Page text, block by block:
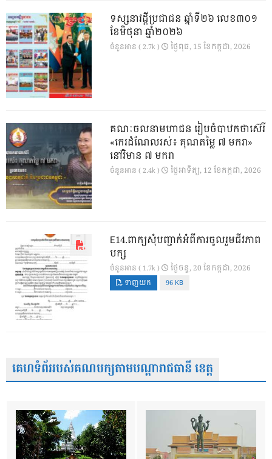
ទស្សនាវដ្ដីប្រជាជន ឆ្នាំទី២៦ លេខ៣០១
ខែមិថុនា ឆ្នាំ២០២៦
ចំនួនអាន ( 2.7k ) ថ្ងៃ​ពុធ, 15 ខែ​កក្កដា, 2026
គណៈចលនាមហាជន រៀបចំបាឋកថាស៊េរី
«កេរដំណែលរស់៖ គុណតម្លៃ ៧ មករា»
នៅវិមាន ៧ មករា
ចំនួនអាន ( 2.4k ) ថ្ងៃ​អាទិត្យ, 12 ខែ​កក្កដា, 2026
E14.ពាក្យសុំបញ្ជាក់អំពីការចូលរួមជីវភាព
បក្ស
ចំនួនអាន ( 1.7k ) ថ្ងៃ​ចន្ទ, 20 ខែ​កក្កដា, 2026
ទាញយក 96 KB
គេហទំព័ររបស់គណបក្សតាមបណ្តារាជធានី ខេត្ត